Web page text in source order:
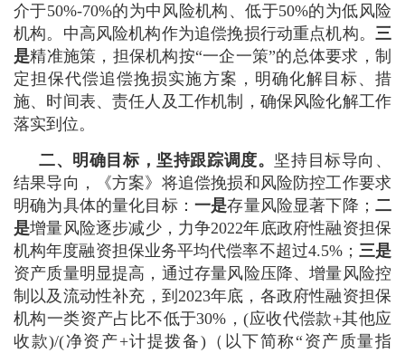
介于50%-70%的为中风险机构、低于50%的为低风险
机构。中高风险机构作为追偿挽损行动重点机构。 三
是精准施策，担保机构按“一企一策”的总体要求，制
定担保代偿追偿挽损实施方案，明确化解目标、措
施、时间表、责任人及工作机制，确保风险化解工作
落实到位。
二、明确目标，坚持跟踪调度。 坚持目标导向、
结果导向，《方案》将追偿挽损和风险防控工作要求
明确为具体的量化目标： 一是存量风险显著下降； 二
是增量风险逐步减少，力争2022年底政府性融资担保
机构年度融资担保业务平均代偿率不超过4.5%； 三是
资产质量明显提高，通过存量风险压降、增量风险控
制以及流动性补充，到2023年底，各政府性融资担保
机构一类资产占比不低于30%，(应收代偿款+其他应
收款)/(净资产+计提拨备)（以下简称“资产质量指